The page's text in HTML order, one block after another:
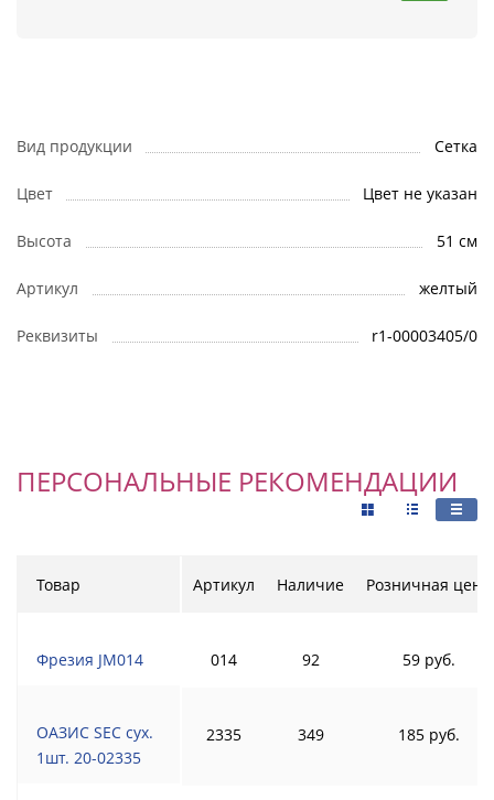
Вид продукции Сетка
Цвет Цвет не указан
Высота 51 см
Артикул желтый
Реквизиты r1-00003405/0
ПЕРСОНАЛЬНЫЕ РЕКОМЕНДАЦИИ
Товар
Фрезия JM014
ОАЗИС SEC сух.
1шт. 20-02335
Артикул Наличие Розничная цена
014 92 59 руб.
2335 349 185 руб.